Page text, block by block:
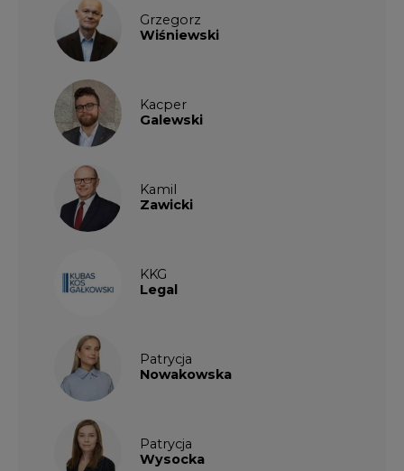
Grzegorz
Wiśniewski
Kacper
Galewski
Kamil
Zawicki
KKG
Legal
Patrycja
Nowakowska
Patrycja
Wysocka